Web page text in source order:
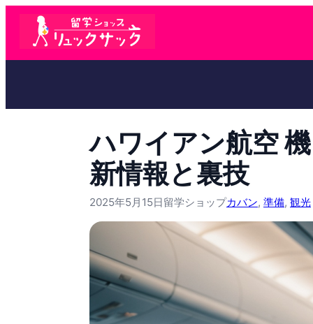
ハワイアン航空
新情報と裏技
2025年5月15日留学ショップカバン, 準備, 観光